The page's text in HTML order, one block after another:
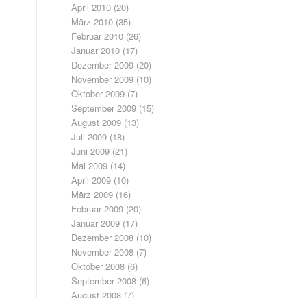
April 2010 (20)
März 2010 (35)
Februar 2010 (26)
Januar 2010 (17)
Dezember 2009 (20)
November 2009 (10)
Oktober 2009 (7)
September 2009 (15)
August 2009 (13)
Juli 2009 (18)
Juni 2009 (21)
Mai 2009 (14)
April 2009 (10)
März 2009 (16)
Februar 2009 (20)
Januar 2009 (17)
Dezember 2008 (10)
November 2008 (7)
Oktober 2008 (6)
September 2008 (6)
August 2008 (7)